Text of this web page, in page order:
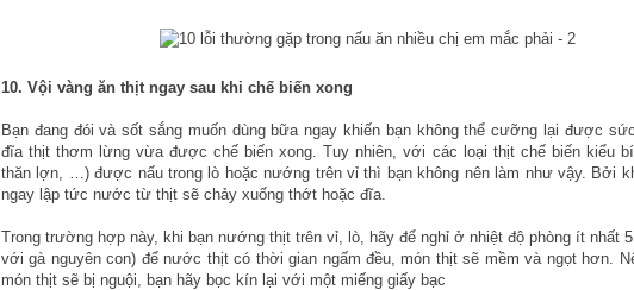
10. Vội vàng ăn thịt ngay sau khi chế biến xong
Bạn đang đói và sốt sắng muốn dùng bữa ngay khiến bạn không thể cưỡng lại được
đĩa thịt thơm lừng vừa được chế biến xong. Tuy nhiên, với các loại thịt chế biến kiểu
thăn lợn, …) được nấu trong lò hoặc nướng trên vỉ thì bạn không nên làm như vậy. Bởi
ngay lập tức nước từ thịt sẽ chảy xuống thớt hoặc đĩa.
Trong trường hợp này, khi bạn nướng thịt trên vỉ, lò, hãy để nghỉ ở nhiệt độ phòng ít nhất
với gà nguyên con) để nước thịt có thời gian ngấm đều, món thịt sẽ mềm và ngọt hơn.
món thịt sẽ bị nguội, bạn hãy bọc kín lại với một miếng giấy bạc